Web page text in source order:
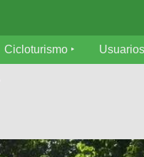
Cicloturismo Usuarios